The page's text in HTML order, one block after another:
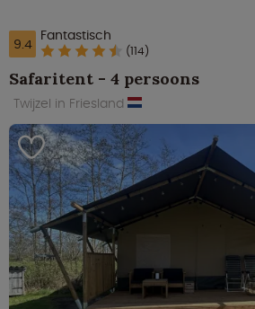
9.4 Fantastisch
(114)
Safaritent - 4 persoons
Twijzel in Friesland